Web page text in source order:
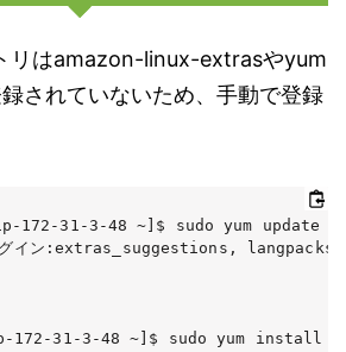
リはamazon-linux-extrasやyum
されていないため、手動で登録
172-31-3-48 ~]$ sudo yum update -
ラグイン:extras_suggestions,
172-31-3-48 ~]$ sudo yum install